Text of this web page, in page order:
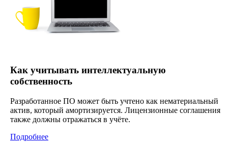
Как учитывать интеллектуальную
собственность
Разработанное ПО может быть учтено как нематериальный
актив, который амортизируется. Лицензионные соглашения
также должны отражаться в учёте.
Подробнее